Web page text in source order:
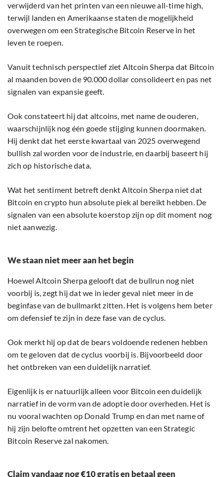
verwijderd van het printen van een nieuwe all-time high,
terwijl landen en Amerikaanse staten de mogelijkheid
overwegen om een Strategische Bitcoin Reserve in het
leven te roepen.
Vanuit technisch perspectief ziet Altcoin Sherpa dat Bitcoin
al maanden boven de 90.000 dollar consolideert en pas net
signalen van expansie geeft.
Ook constateert hij dat altcoins, met name de ouderen,
waarschijnlijk nog één goede stijging kunnen doormaken.
Hij denkt dat het eerste kwartaal van 2025 overwegend
bullish zal worden voor de industrie, en daarbij baseert hij
zich op historische data.
Wat het sentiment betreft denkt Altcoin Sherpa niet dat
Bitcoin en crypto hun absolute piek al bereikt hebben. De
signalen van een absolute koerstop zijn op dit moment nog
niet aanwezig.
We staan niet meer aan het begin
Hoewel Altcoin Sherpa gelooft dat de bullrun nog niet
voorbij is, zegt hij dat we in ieder geval niet meer in de
beginfase van de bullmarkt zitten. Het is volgens hem beter
om defensief te zijn in deze fase van de cyclus.
Ook merkt hij op dat de bears voldoende redenen hebben
om te geloven dat de cyclus voorbij is. Bijvoorbeeld door
het ontbreken van een duidelijk narratief.
Eigenlijk is er natuurlijk alleen voor Bitcoin een duidelijk
narratief in de vorm van de adoptie door overheden. Het is
nu vooral wachten op Donald Trump en dan met name of
hij zijn belofte omtrent het opzetten van een Strategic
Bitcoin Reserve zal nakomen.
Claim vandaag nog €10 gratis en betaal geen